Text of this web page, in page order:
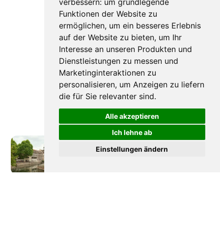
verbessern: um grundlegende
Funktionen der Website zu
ermöglichen, um ein besseres Erlebnis
auf der Website zu bieten, um Ihr
Interesse an unseren Produkten und
Dienstleistungen zu messen und
Marketinginteraktionen zu
personalisieren, um Anzeigen zu liefern
die für Sie relevanter sind.
Alle akzeptieren
Ich lehne ab
Einstellungen ändern